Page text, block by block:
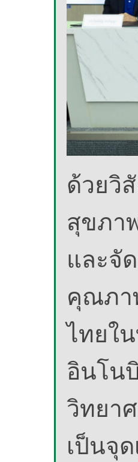
ด้วยวิ
สุขภา
และจั
คุณภา
ไทยใ
อินโน
วิทยา
เป็นจุ